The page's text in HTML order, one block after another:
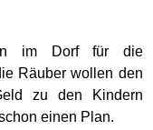
im Dorf für die
Räuber wollen den
zu den Kindern
einen Plan.